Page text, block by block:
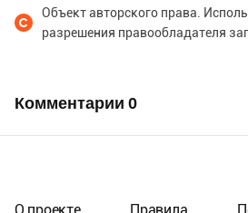
Объект авторского права.
разрешения правообладателя
Комментарии 0